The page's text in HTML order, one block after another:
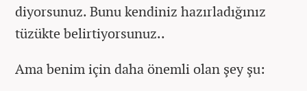
diyorsunuz. Bunu kendiniz hazırladığınız
tüzükte belirtiyorsunuz..
Ama benim için daha önemli olan şey şu: